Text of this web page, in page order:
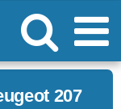
207